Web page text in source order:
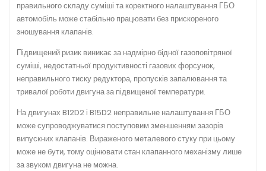
правильного складу суміші та коректного налаштування ГБО
автомобіль може стабільно працювати без прискореного
зношування клапанів.
Підвищений ризик виникає за надмірно бідної газоповітряної
суміші, недостатньої продуктивності газових форсунок,
неправильного тиску редуктора, пропусків запалювання та
тривалої роботи двигуна за підвищеної температури.
На двигунах B12D2 і B15D2 неправильне налаштування ГБО
може супроводжуватися поступовим зменшенням зазорів
випускних клапанів. Вираженого металевого стуку при цьому
може не бути, тому оцінювати стан клапанного механізму лише
за звуком двигуна не можна.